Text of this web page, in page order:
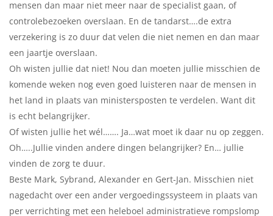
mensen dan maar niet meer naar de specialist gaan, of
controlebezoeken overslaan. En de tandarst….de extra
verzekering is zo duur dat velen die niet nemen en dan maar
een jaartje overslaan.
Oh wisten jullie dat niet! Nou dan moeten jullie misschien de
komende weken nog even goed luisteren naar de mensen in
het land in plaats van ministersposten te verdelen. Want dit
is echt belangrijker.
Of wisten jullie het wél……. Ja…wat moet ik daar nu op zeggen.
Oh…..Jullie vinden andere dingen belangrijker? En… jullie
vinden de zorg te duur.
Beste Mark, Sybrand, Alexander en Gert-Jan. Misschien niet
nagedacht over een ander vergoedingssysteem in plaats van
per verrichting met een heleboel administratieve rompslomp